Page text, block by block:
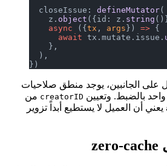
  closeIssue:
defineMutator
    z.
object ({id: z.string
    async
({tx , args }) => {
      await
    },
  ),
})
على الجانبين، يوجد منطق صلاحيات
بالضبط. وتعيينcreatorID من
أن العميل لا يستطيع أبداً تزوير